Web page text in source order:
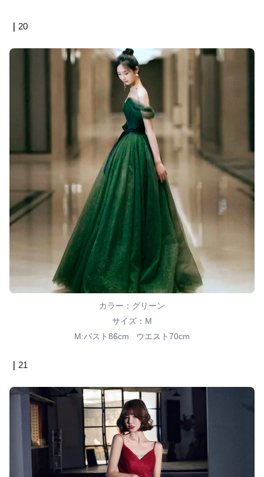
｜ 20
カラー：グリーン
サイズ：M
M:バスト86cm ウエスト70cm
｜ 21